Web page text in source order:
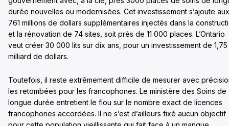
durée nouvelles ou modernisées. Cet investissement s’ajoute aux
761 millions de dollars supplémentaires injectés dans la
et la rénovation de 74 sites, soit près de 11 000 places. L’Ontario
veut créer 30 000 lits sur dix ans, pour un investissement de 1,75
milliard de dollars.
Toutefois, il reste extrêmement difficile de mesurer avec
les retombées pour les francophones. Le ministère des Soins de
longue durée entretient le flou sur le nombre exact de licences
francophones accordées. Il ne s’est d’ailleurs fixé aucun objectif